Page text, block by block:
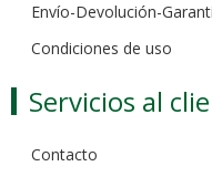
Envío-Devolución-
Condiciones de uso
Servicios al
Contacto